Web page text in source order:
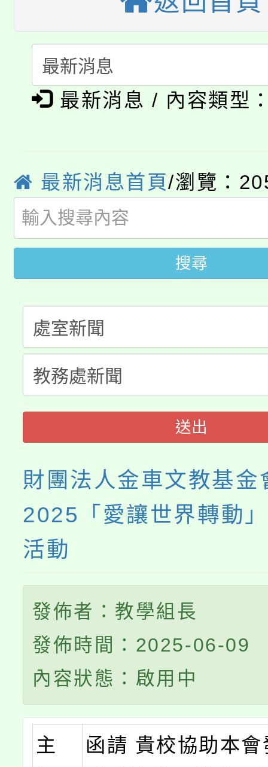
半價優惠，詳情可洽有
者。
份教師增能研習
份教師研習
淨零綠生活教案入校路
會
115年食農教育專業人
程
「本色祭」8/29、30在
局官網。
8月14至27日，桃園電
開!
115年桃園市運動會8/
田徑場及游泳池舉行。
桃園市低收入戶享有免
視費優惠，中低收入戶
半價優惠，詳情可洽有
者。
大園自造教育及科技
份教師增能研習
大溪自造教育及科技中
份教師研習
淨零綠生活教案入校路
會
115年食農教育專業人
程
最新消息 / 內容類型
最新消息首頁/瀏覽：
搜尋
送出
財團法人金車文教基金
2025「愛讓世界轉動
活動
發佈者：教學組長
發佈時間：2025-06-09
內容狀態：啟用中
主
函請 貴校協助本